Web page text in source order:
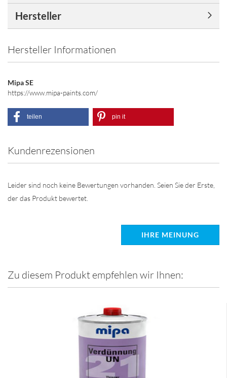
Hersteller
Hersteller Informationen
Mipa SE
https://www.mipa-paints.com/
teilen pin it
Kundenrezensionen
Leider sind noch keine Bewertungen vorhanden. Seien Sie der Erste,
der das Produkt bewertet.
IHRE MEINUNG
Zu diesem Produkt empfehlen wir Ihnen: